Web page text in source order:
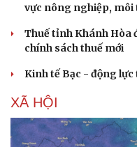
vực nông nghiệp,
Thuế tỉnh Khánh Hòa
chính sách thuế mới
Kinh tế Bạc - động
XÃ HỘI